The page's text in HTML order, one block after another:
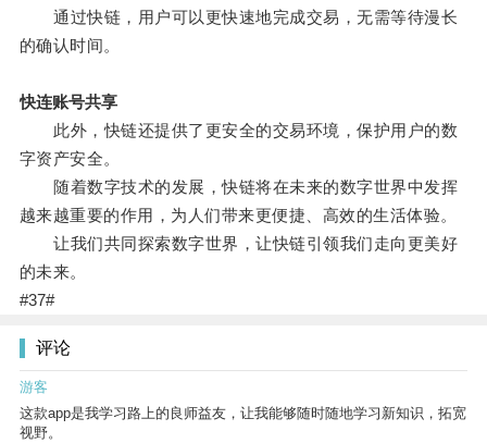
通过快链，用户可以更快速地完成交易，无需等待漫长
的确认时间。
快连账号共享
此外，快链还提供了更安全的交易环境，保护用户的数
字资产安全。
随着数字技术的发展，快链将在未来的数字世界中发挥
越来越重要的作用，为人们带来更便捷、高效的生活体验。
让我们共同探索数字世界，让快链引领我们走向更美好
的未来。
#37#
评论
游客
这款app是我学习路上的良师益友，让我能够随时随地学习新知识，拓宽
视野。